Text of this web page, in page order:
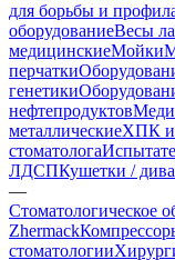
для борьбы и
оборудованиеВесы
медицинскиеМойки
перчатки
генетики
нефтепродуктов
металлическиеХПК
стоматолога
ЛДСПКушетки /
—
Стоматологическое
Zhermack
стоматологии